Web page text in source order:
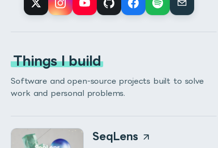
Things I build
Software and open-source projects built to solve
work and personal problems.
SeqLens